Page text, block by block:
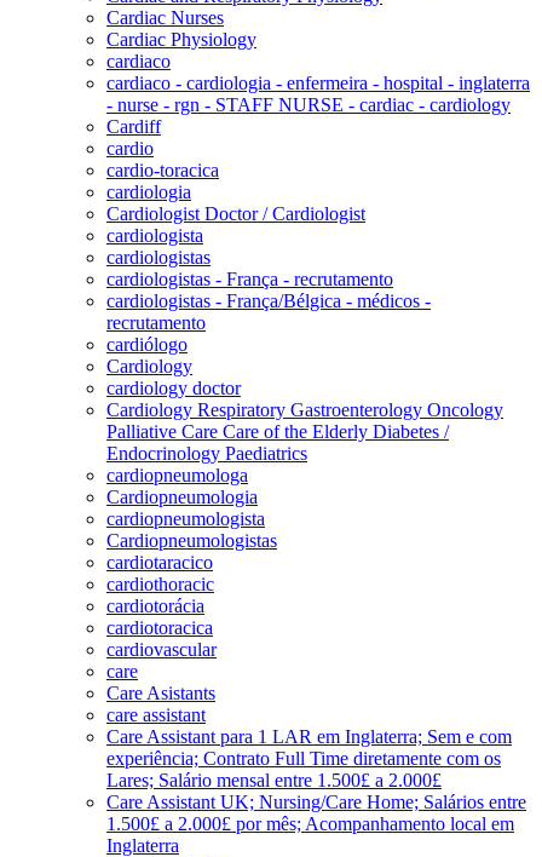
Cardiac Nurses
Cardiac Physiology
cardiaco
cardiaco - cardiologia - enfermeira - hospital - inglaterra
- nurse - rgn - STAFF NURSE - cardiac - cardiology
Cardiff
cardio
cardio-toracica
cardiologia
Cardiologist Doctor / Cardiologist
cardiologista
cardiologistas
cardiologistas - França - recrutamento
cardiologistas - França/Bélgica - médicos -
recrutamento
cardiólogo
Cardiology
cardiology doctor
Cardiology Respiratory Gastroenterology Oncology
Palliative Care Care of the Elderly Diabetes /
Endocrinology Paediatrics
cardiopneumologa
Cardiopneumologia
cardiopneumologista
Cardiopneumologistas
cardiotaracico
cardiothoracic
cardiotorácia
cardiotoracica
cardiovascular
care
Care Asistants
care assistant
Care Assistant para 1 LAR em Inglaterra; Sem e com
experiência; Contrato Full Time diretamente com os
Lares; Salário mensal entre 1.500£ a 2.000£
Care Assistant UK; Nursing/Care Home; Salários entre
1.500£ a 2.000£ por mês; Acompanhamento local em
Inglaterra